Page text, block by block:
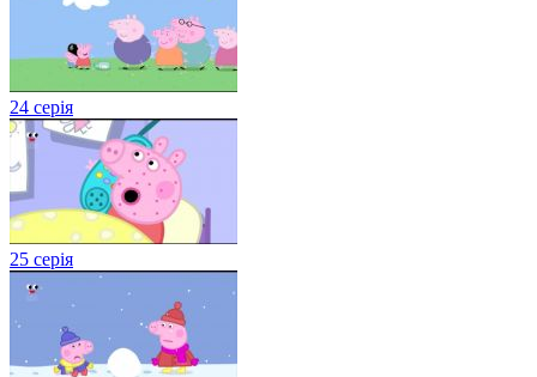
24 серія
25 серія